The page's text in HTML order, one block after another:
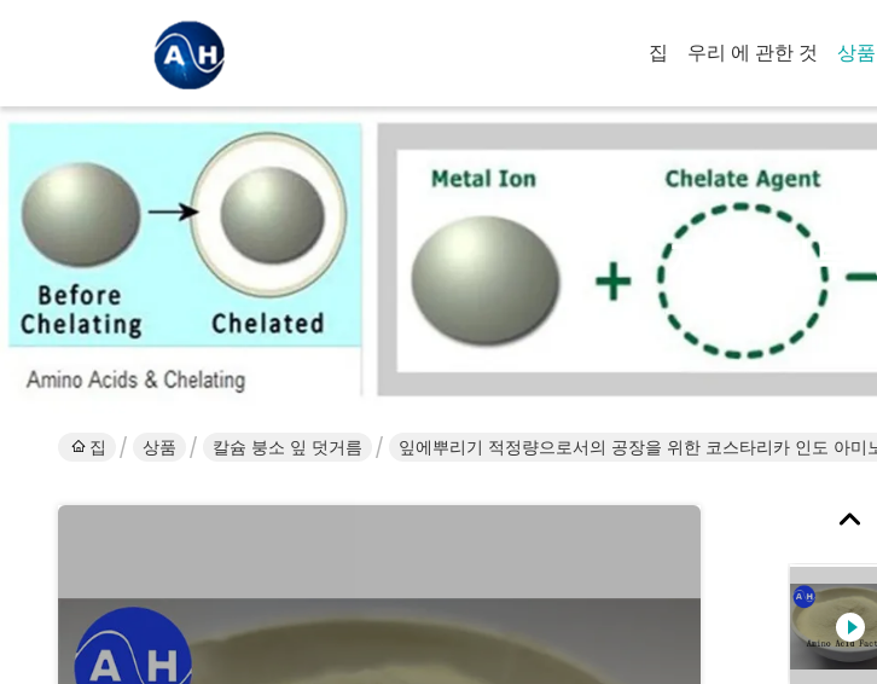
집 우리 에 관한 것 상품
제품 세부
집 상품 칼슘 붕소 잎 덧거름 잎에뿌리기 적정량으로서의 공장을 위한 코스타리카 인도 아미